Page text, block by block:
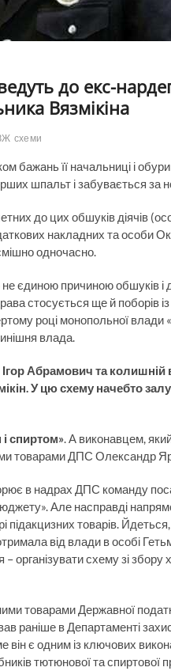
до екс-
Вязмікіна
схеми
її начальниці і
шпальт і забувається
до цих обшуків діячів
накладних та особи
одночасно.
єдиною причиною обшуків
стосується ще й поборів
році монопольної влади
влада.
Абрамович та колишній
У цю схему начебто
спиртом». А виконавцем,
товарами ДПС Олександр
в надрах ДПС команду
Але насправді
товарів.
від влади в особі
організувати схему зі збору
товарами Державної
раніше в Департаменті
є одним із ключових
тютюнової та спиртової